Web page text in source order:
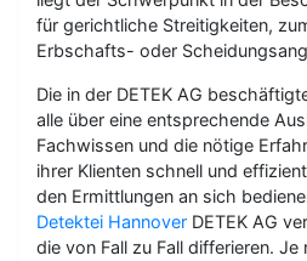
für gerichtliche Streitigkeiten,
Erbschafts- oder
Die in der DETEK AG
alle über eine entsprechende
Fachwissen und die nötige
ihrer Klienten schnell und
den Ermittlungen an sich
Detektei Hannover DETEK AG
die von Fall zu Fall differieren.